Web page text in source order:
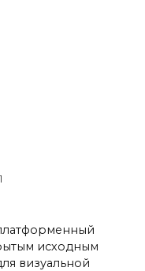
исходным
визуальной